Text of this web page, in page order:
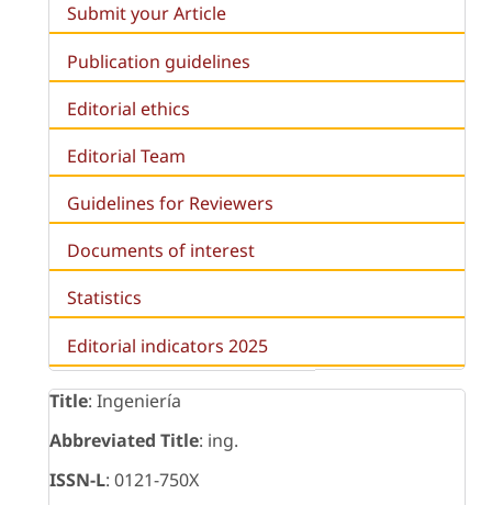
Submit your Article
Publication guidelines
Editorial ethics
Editorial Team
Guidelines for Reviewers
Documents of interest
Statistics
Editorial indicators 2025
Title: Ingeniería
Abbreviated Title: ing.
ISSN-L: 0121-750X